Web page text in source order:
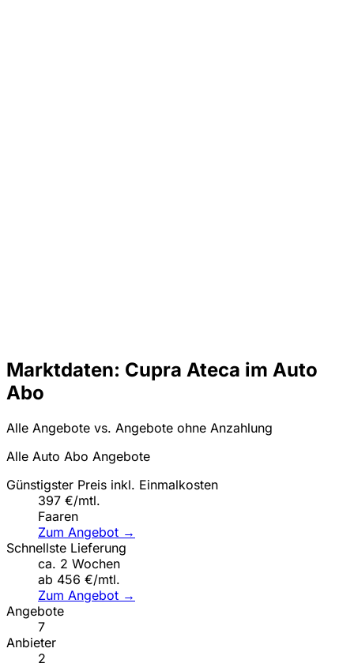
Marktdaten: Cupra Ateca im Auto
Abo
Alle Angebote vs. Angebote ohne Anzahlung
Alle Auto Abo Angebote
Günstigster Preis inkl. Einmalkosten
397 €/mtl.
Faaren
Zum Angebot →
Schnellste Lieferung
ca. 2 Wochen
ab 456 €/mtl.
Zum Angebot →
Angebote
7
Anbieter
2